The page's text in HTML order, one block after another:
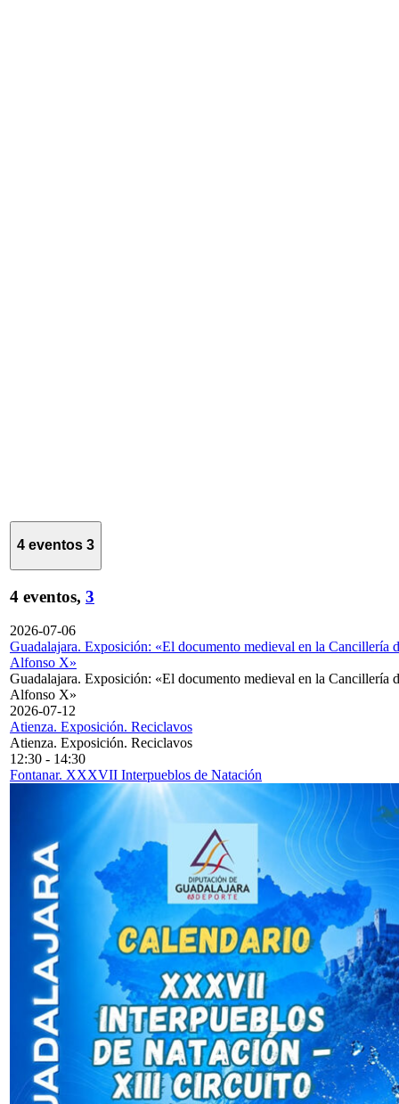
4 eventos 3
4 eventos, 3
2026-07-06
Guadalajara. Exposición: «El documento medieval en la Cancillería
Alfonso X»
Guadalajara. Exposición: «El documento medieval en la Cancillería
Alfonso X»
2026-07-12
Atienza. Exposición. Reciclavos
Atienza. Exposición. Reciclavos
12:30 - 14:30
Fontanar. XXXVII Interpueblos de Natación